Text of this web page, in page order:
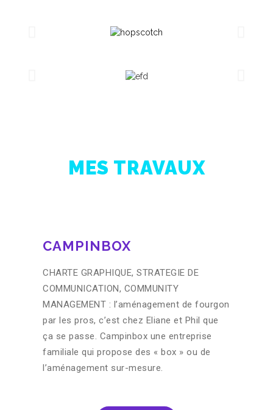
MES TRAVAUX
CAMPINBOX
CHARTE GRAPHIQUE, STRATEGIE DE
COMMUNICATION, COMMUNITY
MANAGEMENT : l’aménagement de fourgon
par les pros, c’est chez Eliane et Phil que
ça se passe. Campinbox une entreprise
familiale qui propose des « box » ou de
l’aménagement sur-mesure.